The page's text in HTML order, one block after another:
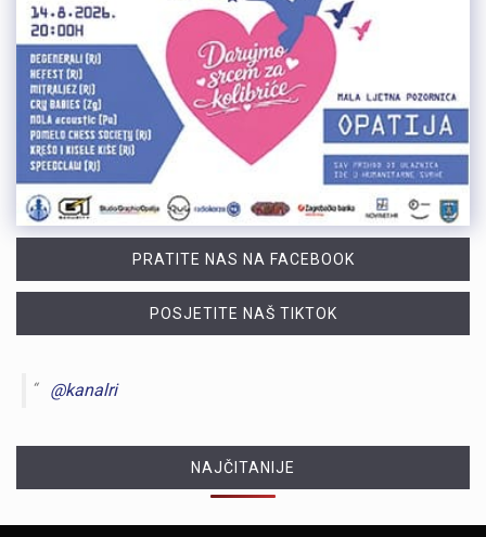
PRATITE NAS NA FACEBOOK
POSJETITE NAŠ TIKTOK
@kanalri
NAJČITANIJE